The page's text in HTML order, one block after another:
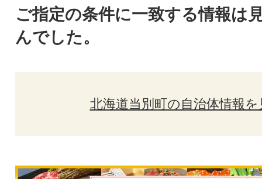
ご指定の条件に一致する情報は
んでした。
北海道当別町の自治体情報を